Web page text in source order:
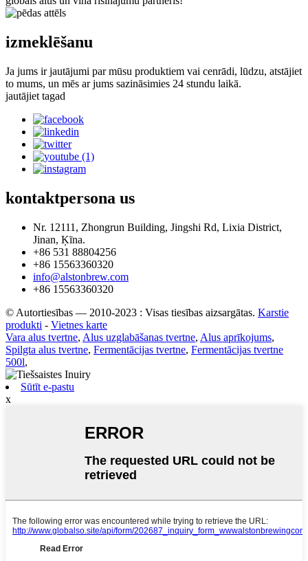
izmeklēšanu
Ja jums ir jautājumi par mūsu produktiem vai cenrādi, lūdzu, atstājiet
to mums, un mēs ar jums sazināsimies 24 stundu laikā.
jautājiet tagad
kontaktpersona us
Nr. 12111, Zhongrun Building, Jingshi Rd, Lixia District,
Jinan, Ķīna.
+86 531 88804256
+86 15563360320
info@alstonbrew.com
+86 15563360320
© Autortiesības — 2010-2023 : Visas tiesības aizsargātas. Karstie
produkti - Vietnes karte
Vara alus tvertne, Alus uzglabāšanas tvertne, Alus aprīkojums,
Spilgta alus tvertne, Fermentācijas tvertne, Fermentācijas tvertne
500l,
Sūtīt e-pastu
x